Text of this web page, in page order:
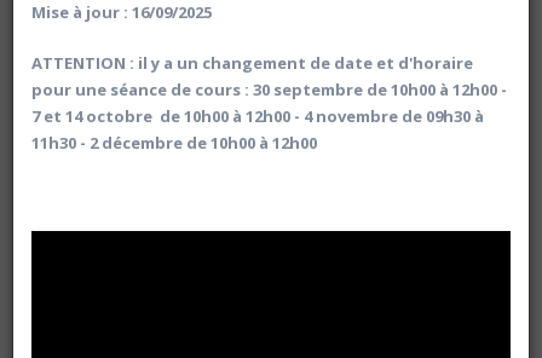
Mise à jour : 16/09/2025
ATTENTION : il y a un changement de date et d'horaire
pour une séance de cours : 30 septembre de 10h00 à 12h00 -
7 et 14 octobre de 10h00 à 12h00 - 4 novembre de 09h30 à
11h30 - 2 décembre de 10h00 à 12h00